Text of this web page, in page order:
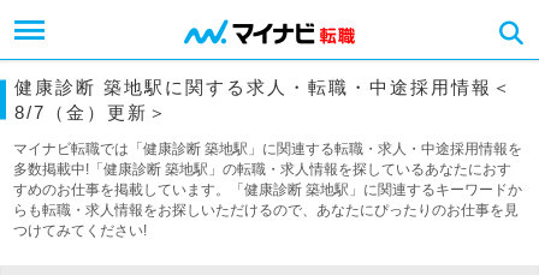
健康診断 築地駅に関する求人・転職・中途採用情報＜
8/7（金）更新＞
マイナビ転職では「健康診断 築地駅」に関連する転職・求人・中途採用情報を
多数掲載中!「健康診断 築地駅」の転職・求人情報を探しているあなたにおす
すめのお仕事を掲載しています。「健康診断 築地駅」に関連するキーワードか
らも転職・求人情報をお探しいただけるので、あなたにぴったりのお仕事を見
つけてみてください!